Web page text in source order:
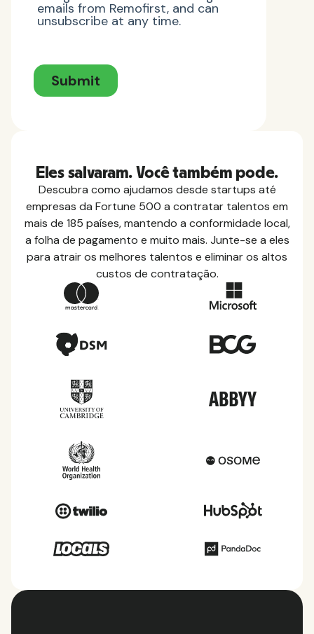
Eles salvaram. Você também pode.
Descubra como ajudamos desde startups até
empresas da Fortune 500 a contratar talentos em
mais de 185 países, mantendo a conformidade local,
a folha de pagamento e muito mais. Junte-se a eles
para atrair os melhores talentos e eliminar os altos
custos de contratação.